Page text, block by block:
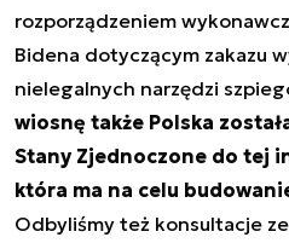
rozporządzeniem
Bidena dotyczącym zakazu
nielegalnych narzędzi
wiosnę także Polska
Stany Zjednoczone do tej
która ma na celu
Odbyliśmy też konsultacje